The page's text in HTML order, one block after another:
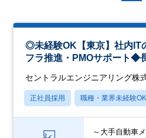
◎未経験OK【東京】社内IT
フラ推進・PMOサポート◆
セントラルエンジニアリング株
正社員採用 職種・業界未経験OK
～大手自動車